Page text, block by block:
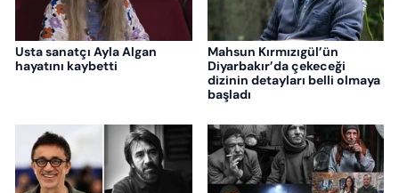
Usta sanatçı Ayla Algan
hayatını kaybetti
Mahsun Kırmızıgül’ün
Diyarbakır’da çekeceği
dizinin detayları belli olmaya
başladı